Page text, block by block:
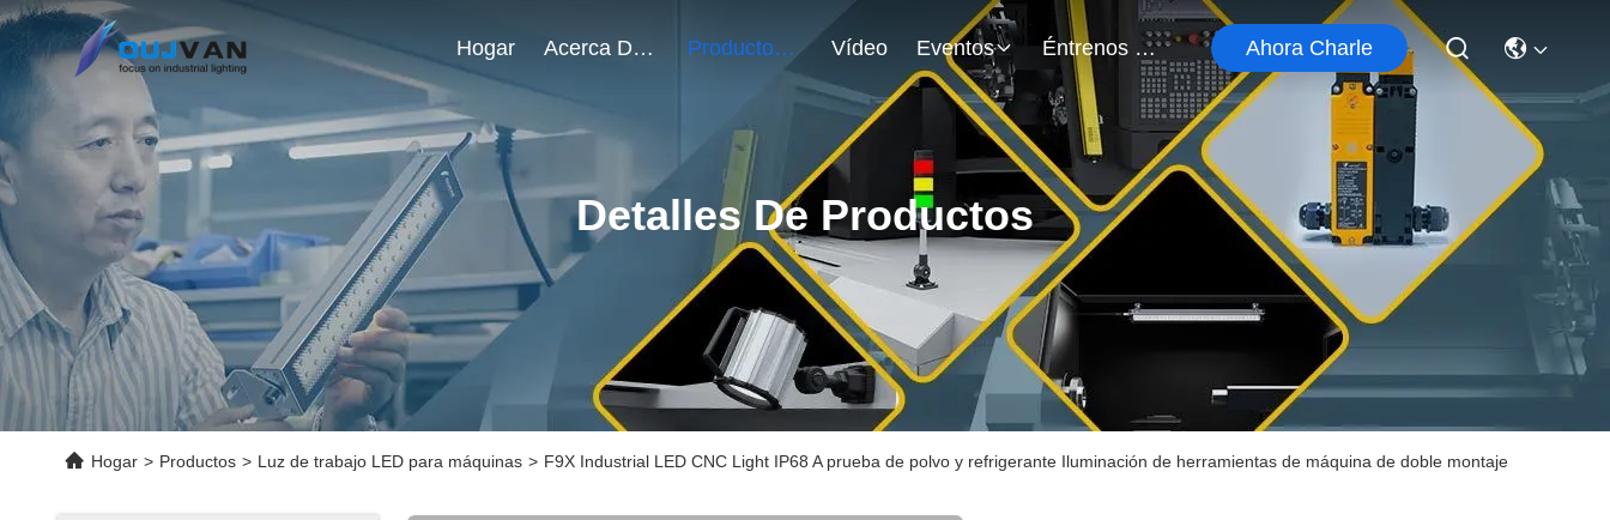
Hogar Acerca De Nosotros Productos Vídeo Eventos Éntrenos En Contacto Con Ahora Charle
Detalles De Productos
Hogar > Productos > Luz de trabajo LED para máquinas > F9X Industrial LED CNC Light IP68 A prueba de polvo y refrigerante Iluminación de herramientas de máquina de doble montaje